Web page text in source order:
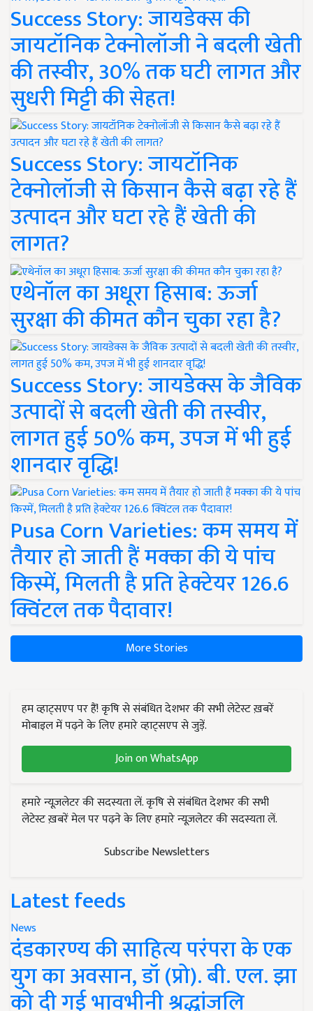
Success Story: जायडेक्स की
जायटॉनिक टेक्नोलॉजी ने बदली खेती
की तस्वीर, 30% तक घटी लागत और
सुधरी मिट्टी की सेहत!
Success Story: जायटॉनिक
टेक्नोलॉजी से किसान कैसे बढ़ा रहे हैं
उत्पादन और घटा रहे हैं खेती की
लागत?
एथेनॉल का अधूरा हिसाब: ऊर्जा
सुरक्षा की कीमत कौन चुका रहा है?
Success Story: जायडेक्स के जैविक
उत्पादों से बदली खेती की तस्वीर,
लागत हुई 50% कम, उपज में भी हुई
शानदार वृद्धि!
Pusa Corn Varieties: कम समय में
तैयार हो जाती हैं मक्का की ये पांच
किस्में, मिलती है प्रति हेक्टेयर 126.6
क्विंटल तक पैदावार!
More Stories
हम व्हाट्सएप पर हैं! कृषि से संबंधित देशभर की सभी लेटेस्ट ख़बरें
मोबाइल में पढ़ने के लिए हमारे व्हाट्सएप से जुड़ें.
Join on WhatsApp
हमारे न्यूज़लेटर की सदस्यता लें. कृषि से संबंधित देशभर की सभी
लेटेस्ट ख़बरें मेल पर पढ़ने के लिए हमारे न्यूज़लेटर की सदस्यता लें.
Subscribe Newsletters
Latest feeds
News
दंडकारण्य की साहित्य परंपरा के एक
युग का अवसान, डॉ (प्रो). बी. एल. झा
को दी गई भावभीनी श्रद्धांजलि